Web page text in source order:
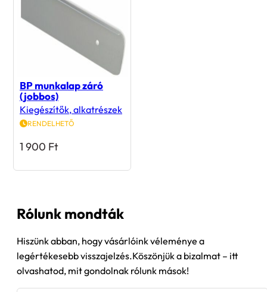
BP munkalap záró
(jobbos)
Kiegészítők, alkatrészek
RENDELHETŐ
1 900 Ft
Rólunk mondták
Hiszünk abban, hogy vásárlóink véleménye a
legértékesebb visszajelzés.Köszönjük a bizalmat – itt
olvashatod, mit gondolnak rólunk mások!